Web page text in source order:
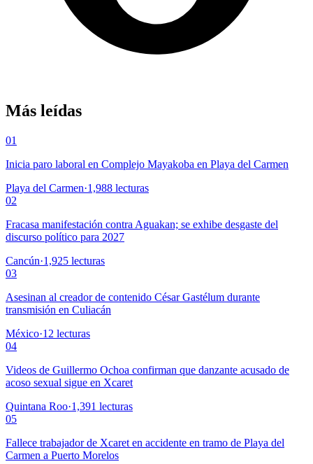
Más leídas
01
Inicia paro laboral en Complejo Mayakoba en Playa del Carmen
Playa del Carmen·1,988 lecturas
02
Fracasa manifestación contra Aguakan; se exhibe desgaste del
discurso político para 2027
Cancún·1,925 lecturas
03
Asesinan al creador de contenido César Gastélum durante
transmisión en Culiacán
México·12 lecturas
04
Videos de Guillermo Ochoa confirman que danzante acusado de
acoso sexual sigue en Xcaret
Quintana Roo·1,391 lecturas
05
Fallece trabajador de Xcaret en accidente en tramo de Playa del
Carmen a Puerto Morelos